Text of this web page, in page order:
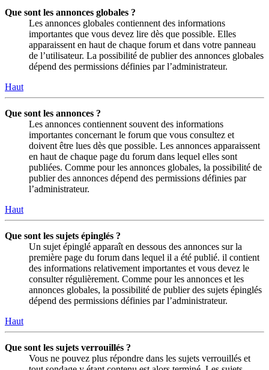
Que sont les annonces globales ?
Les annonces globales contiennent des informations
importantes que vous devez lire dès que possible. Elles
apparaissent en haut de chaque forum et dans votre panneau
de l’utilisateur. La possibilité de publier des annonces globales
dépend des permissions définies par l’administrateur.
Haut
Que sont les annonces ?
Les annonces contiennent souvent des informations
importantes concernant le forum que vous consultez et
doivent être lues dès que possible. Les annonces apparaissent
en haut de chaque page du forum dans lequel elles sont
publiées. Comme pour les annonces globales, la possibilité de
publier des annonces dépend des permissions définies par
l’administrateur.
Haut
Que sont les sujets épinglés ?
Un sujet épinglé apparaît en dessous des annonces sur la
première page du forum dans lequel il a été publié. il contient
des informations relativement importantes et vous devez le
consulter régulièrement. Comme pour les annonces et les
annonces globales, la possibilité de publier des sujets épinglés
dépend des permissions définies par l’administrateur.
Haut
Que sont les sujets verrouillés ?
Vous ne pouvez plus répondre dans les sujets verrouillés et